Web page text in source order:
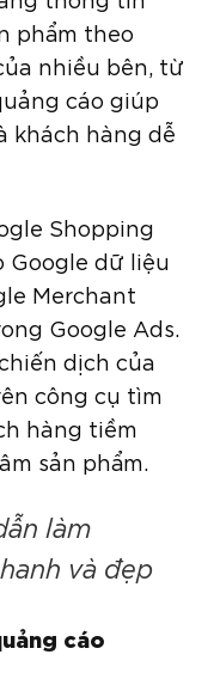
phẩm theo
nhiều bên, từ
cáo giúp
khách hàng dễ
Shopping
Google dữ liệu
Merchant
Google Ads.
dịch của
công cụ tìm
hàng tiềm
sản phẩm.
làm
và đẹp
cáo